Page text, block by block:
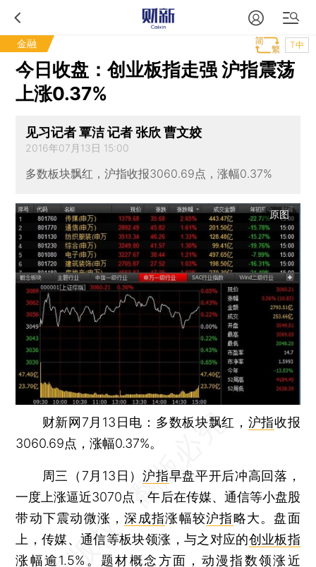
金融 T中
今日收盘：创业板指走强 沪指震荡
上涨0.37%
见习记者 覃洁 记者 张欣 曹文姣
2016年07月13日 15:00
多数板块飘红，沪指收报3060.69点，涨幅0.37%
原图
财新网7月13日电：多数板块飘红， 沪指收报
3060.69点，涨幅0.37%。
周三（7月13日）沪指早盘平开后冲高回落，
一度上涨逼近3070点，午后在传媒、通信等小盘股
带动下震动微涨，深成指涨幅较沪指略大。盘面
上，传媒、通信等板块领涨，与之对应的创业板指
涨幅逾1.5%。题材概念方面，动漫指数领涨近